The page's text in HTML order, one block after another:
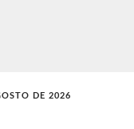
DE 2026
MÚSICA